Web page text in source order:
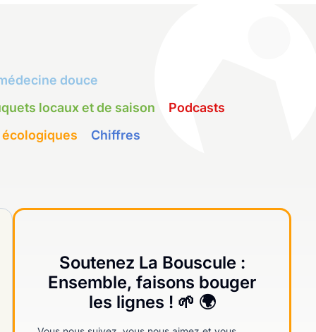
douce
locaux et de saison
Podcasts
Chiffres
Soutenez La Bouscule :
Ensemble, faisons bouger
les lignes ! 🌱 🌍